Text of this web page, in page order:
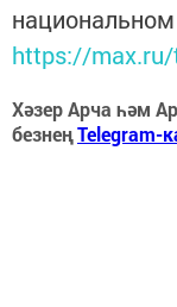
https://
Хәзер Арча һәм
безнеңTelegram-